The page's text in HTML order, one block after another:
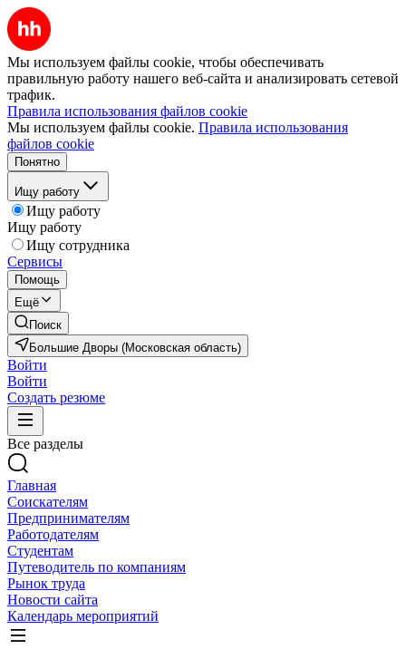
Мы используем файлы cookie, чтобы обеспечивать
правильную работу нашего веб-сайта и анализировать сетевой
трафик.
Правила использования файлов cookie
Мы используем файлы cookie. Правила использования
файлов cookie
Понятно
Ищу работу
Ищу работу
Ищу работу
Ищу сотрудника
Сервисы
Помощь
Ещё
Поиск
Большие Дворы (Московская область)
Войти
Войти
Создать резюме
Все разделы
Главная
Соискателям
Предпринимателям
Работодателям
Студентам
Путеводитель по компаниям
Рынок труда
Новости сайта
Календарь мероприятий